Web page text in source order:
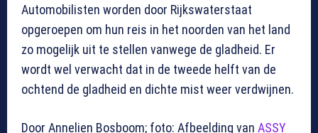
Automobilisten worden door Rijkswaterstaat
opgeroepen om hun reis in het noorden van het land
zo mogelijk uit te stellen vanwege de gladheid. Er
wordt wel verwacht dat in de tweede helft van de
ochtend de gladheid en dichte mist weer verdwijnen.
Door Annelien Bosboom; foto: Afbeelding van ASSY